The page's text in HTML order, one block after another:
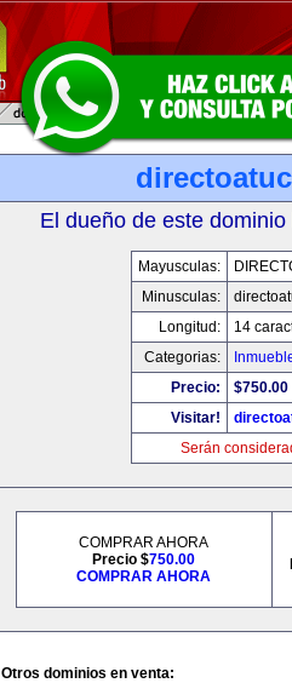
El dueño de este
Mayusculas:
Minusculas:
Longitud:
14
Categorias:
Precio:
$750.00
Visitar!
Serán
COMPRAR AHORA
Precio $750.00
COMPRAR AHORA
Otros dominios en venta: